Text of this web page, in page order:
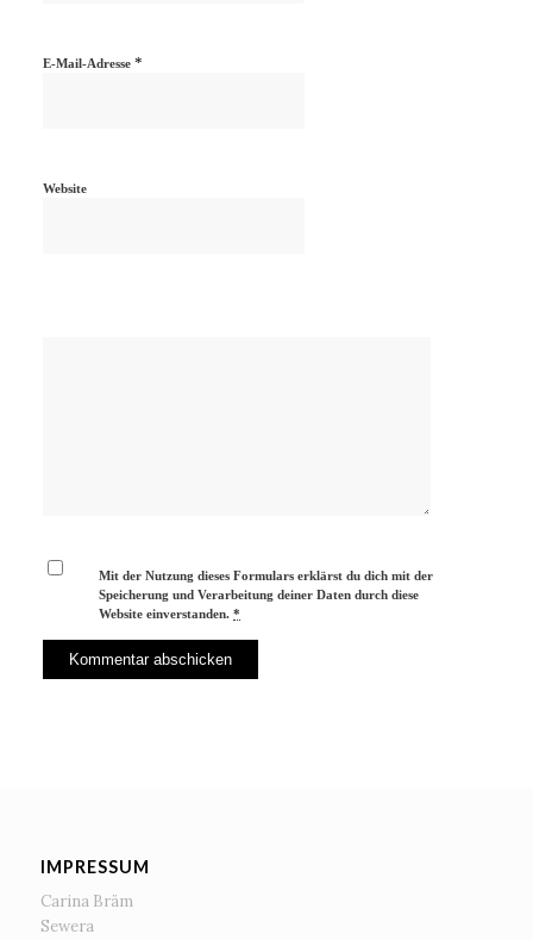
E-Mail-Adresse *
Website
Mit der Nutzung dieses Formulars erklärst du dich mit der
Speicherung und Verarbeitung deiner Daten durch diese
Website einverstanden.*
IMPRESSUM
Carina Bräm
Sewera